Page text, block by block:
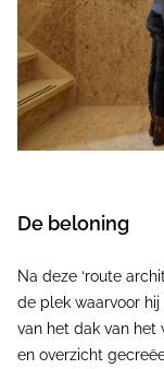
De beloning
Na deze ‘route
de plek waarvoor hij
van het dak van het
en overzicht